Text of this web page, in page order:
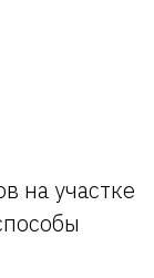
на участке